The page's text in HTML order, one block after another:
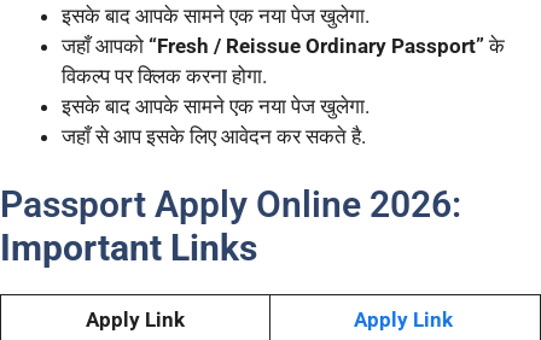
इसके बाद आपके सामने एक नया पेज खुलेगा.
जहाँ आपको “Fresh / Reissue Ordinary Passport”के
विकल्प पर क्लिक करना होगा.
इसके बाद आपके सामने एक नया पेज खुलेगा.
जहाँ से आप इसके लिए आवेदन कर सकते है.
Passport Apply Online 2026:
Important Links
Apply Link Apply Link